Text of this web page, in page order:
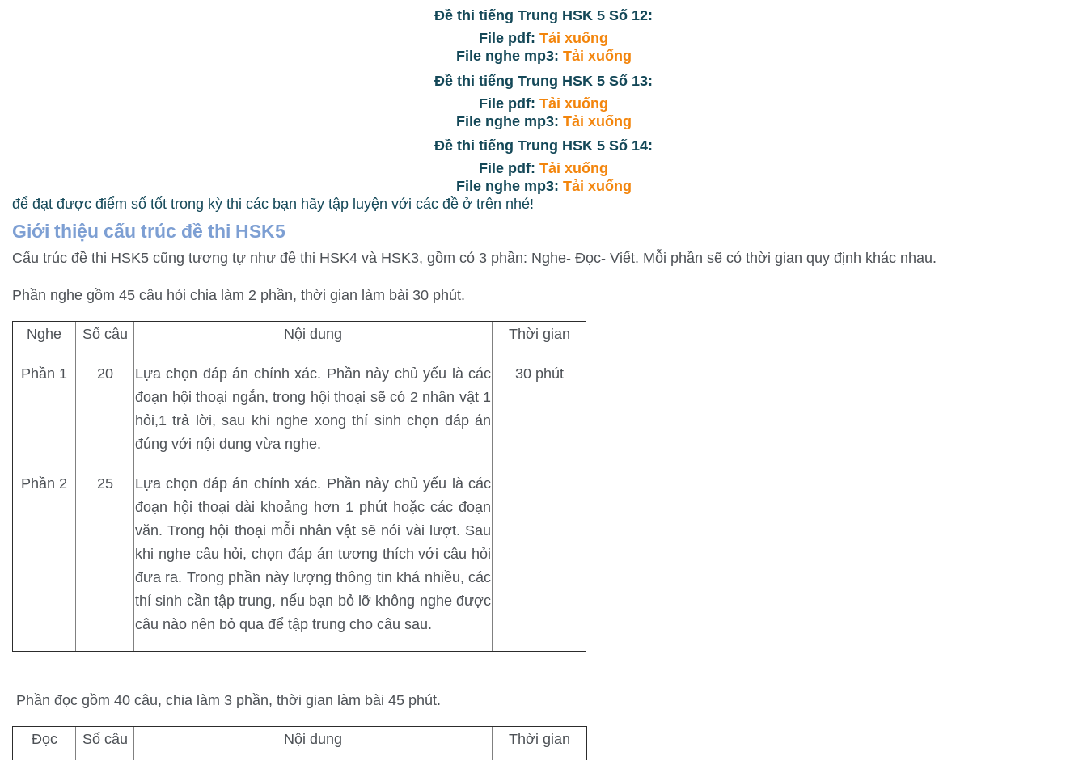
Đề thi tiếng Trung HSK 5 Số 12:
File pdf: Tải xuống
File nghe mp3: Tải xuống
Đề thi tiếng Trung HSK 5 Số 13:
File pdf: Tải xuống
File nghe mp3: Tải xuống
Đề thi tiếng Trung HSK 5 Số 14:
File pdf: Tải xuống
File nghe mp3: Tải xuống
để đạt được điểm số tốt trong kỳ thi các bạn hãy tập luyện với các đề ở trên nhé!
Giới thiệu cấu trúc đề thi HSK5
Cấu trúc đề thi HSK5 cũng tương tự như đề thi HSK4 và HSK3, gồm có 3 phần: Nghe- Đọc- Viết. Mỗi phần sẽ có thời gian quy định khác nhau.
Phần nghe gồm 45 câu hỏi chia làm 2 phần, thời gian làm bài 30 phút.
Nghe Số câu Nội dung Thời gian
Phần 1 20
Lựa chọn đáp án chính xác. Phần này chủ yếu là các
đoạn hội thoại ngắn, trong hội thoại sẽ có 2 nhân vật 1
hỏi,1 trả lời, sau khi nghe xong thí sinh chọn đáp án
đúng với nội dung vừa nghe.
30 phút
Phần 2 25
Lựa chọn đáp án chính xác. Phần này chủ yếu là các
đoạn hội thoại dài khoảng hơn 1 phút hoặc các đoạn
văn. Trong hội thoại mỗi nhân vật sẽ nói vài lượt. Sau
khi nghe câu hỏi, chọn đáp án tương thích với câu hỏi
đưa ra. Trong phần này lượng thông tin khá nhiều, các
thí sinh cần tập trung, nếu bạn bỏ lỡ không nghe được
câu nào nên bỏ qua để tập trung cho câu sau.
Phần đọc gồm 40 câu, chia làm 3 phần, thời gian làm bài 45 phút.
Đọc Số câu Nội dung Thời gian